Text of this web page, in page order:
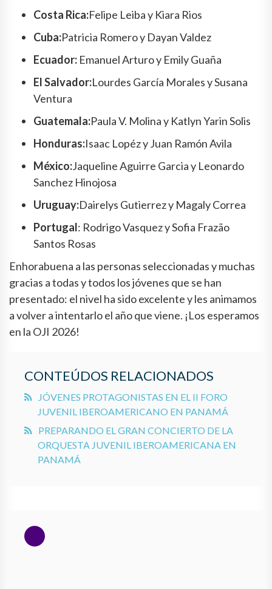
Costa Rica:Felipe Leiba y Kiara Rios
Cuba:Patricia Romero y Dayan Valdez
Ecuador: Emanuel Arturo y Emily Guaña
El Salvador:Lourdes García Morales y Susana
Ventura
Guatemala:Paula V. Molina y Katlyn Yarin Solis
Honduras:Isaac Lopéz y Juan Ramón Avila
México:Jaqueline Aguirre Garcia y Leonardo
Sanchez Hinojosa
Uruguay:Dairelys Gutierrez y Magaly Correa
Portugal: Rodrigo Vasquez y Sofia Frazão
Santos Rosas
Enhorabuena a las personas seleccionadas y muchas
gracias a todas y todos los jóvenes que se han
presentado: el nivel ha sido excelente y les animamos
a volver a intentarlo el año que viene. ¡Los esperamos
en la OJI 2026!
CONTEÚDOS RELACIONADOS
JÓVENES PROTAGONISTAS EN EL II FORO
JUVENIL IBEROAMERICANO EN PANAMÁ
PREPARANDO EL GRAN CONCIERTO DE LA
ORQUESTA JUVENIL IBEROAMERICANA EN
PANAMÁ